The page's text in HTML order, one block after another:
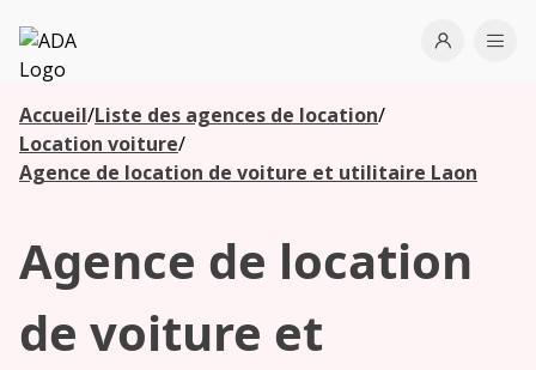
ADA
Open
Accueil/Liste des agences de location/
Location voiture/
Agence de location de voiture et utilitaire Laon
Agence de location
de voiture et
Les
agences à
proximité
Commencez
votre
recherche